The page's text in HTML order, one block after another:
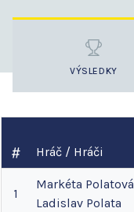
VÝSLEDKY
Hráč / Hráči
1
Markéta Polatová
Ladislav Polata